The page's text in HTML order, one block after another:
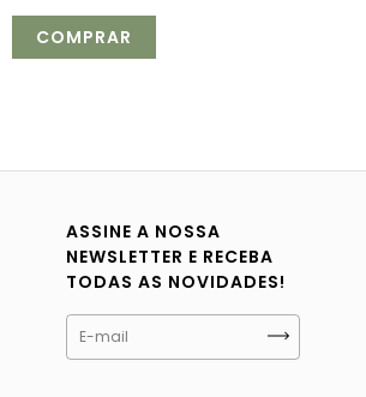
ASSINE A NOSSA
NEWSLETTER E RECEBA
TODAS AS NOVIDADES!